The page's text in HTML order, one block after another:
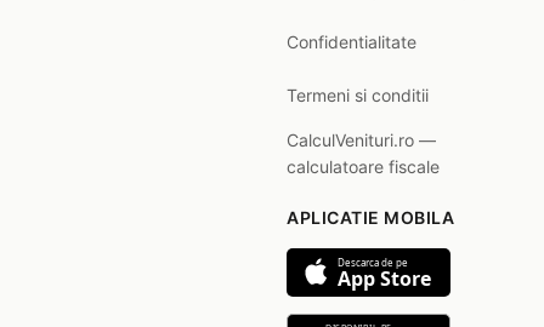
Confidentialitate
Termeni si conditii
CalculVenituri.ro —
calculatoare fiscale
APLICATIE MOBILA
Descarca de pe
App Store